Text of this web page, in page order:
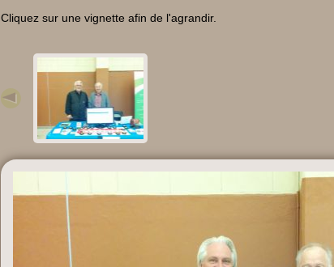
Cliquez sur une vignette afin de l'agrandir.